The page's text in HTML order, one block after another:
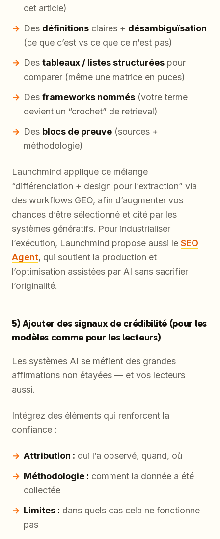
cet article)
Des définitions claires + désambiguïsation
(ce que c’est vs ce que ce n’est pas)
Des tableaux / listes structurées pour
comparer (même une matrice en puces)
Des frameworks nommés (votre terme
devient un “crochet” de retrieval)
Des blocs de preuve (sources +
méthodologie)
Launchmind applique ce mélange
“différenciation + design pour l’extraction” via
des workflows GEO, afin d’augmenter vos
chances d’être sélectionné et cité par les
systèmes génératifs. Pour industrialiser
l’exécution, Launchmind propose aussi le SEO
Agent, qui soutient la production et
l’optimisation assistées par AI sans sacrifier
l’originalité.
5) Ajouter des signaux de crédibilité (pour les
modèles comme pour les lecteurs)
Les systèmes AI se méfient des grandes
affirmations non étayées — et vos lecteurs
aussi.
Intégrez des éléments qui renforcent la
confiance :
Attribution : qui l’a observé, quand, où
Méthodologie : comment la donnée a été
collectée
Limites : dans quels cas cela ne fonctionne
pas